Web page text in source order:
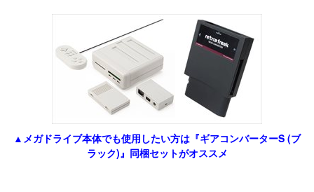
▲メガドライブ本体でも使用したい方は『ギアコンバーターS (ブ
ラック)』同梱セットがオススメ